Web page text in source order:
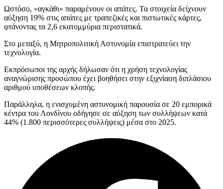
Ωστόσο, «αγκάθι» παραμένoυν οι απάτες. Τα στοιχεία δείχνουν
αύξηση 19% στις απάτες με τραπεζικές και πιστωτικές κάρτες,
φτάνοντας τα 2,6 εκατομμύρια περιστατικά.
Στο μεταξύ, η Μητροπολιτική Αστυνομία επιστρατεύει την
τεχνολογία.
Εκπρόσωποι της αρχής δήλωσαν ότι η χρήση τεχνολογίας
αναγνώρισης προσώπου έχει βοηθήσει στην εξιχνίαση διπλάσιου
αριθμού υποθέσεων κλοπής.
Παράλληλα, η ενισχυμένη αστυνομική παρουσία σε 20 εμπορικά
κέντρα του Λονδίνου οδήγησε σε αύξηση των συλλήψεων κατά
44% (1.800 περισσότερες συλλήψεις) μέσα στο 2025.